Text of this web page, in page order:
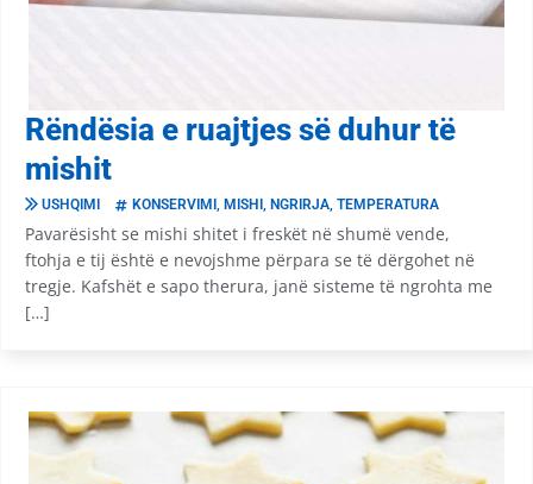
Rëndësia e ruajtjes së duhur të
mishit
USHQIMI KONSERVIMI MISHI NGRIRJA TEMPERATURA
Pavarësisht se mishi shitet i freskët në shumë vende,
ftohja e tij është e nevojshme përpara se të dërgohet në
tregje. Kafshët e sapo therura, janë sisteme të ngrohta me
[…]